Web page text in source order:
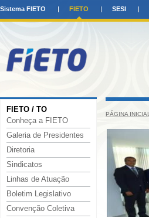
Sistema FIETO FIETO SESI
FIETO / TO
Conheça a FIETO
Galeria de Presidentes
Diretoria
Sindicatos
Linhas de Atuação
Boletim Legislativo
Convenção Coletiva
PÁGINA INICIAL